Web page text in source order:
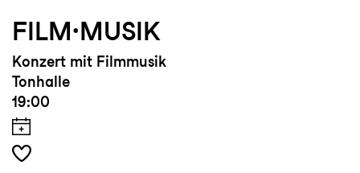
FILM·MUSIK
Konzert mit Filmmusik
Tonhalle
19:00